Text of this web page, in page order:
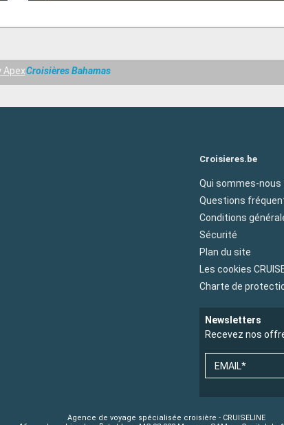
ApexCroisières Bahamas
Croisieres.be
Qui sommes-nous
Questions
Conditions
Sécurité
Plan du site
Les cookies
Charte de
Newsletters
Recevez nos
EMAIL*
Agence de voyage spécialisée croisière - CRUISELINE